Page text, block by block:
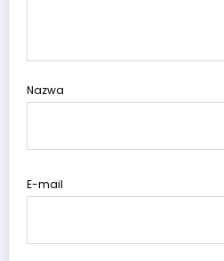
Nazwa
E-mail